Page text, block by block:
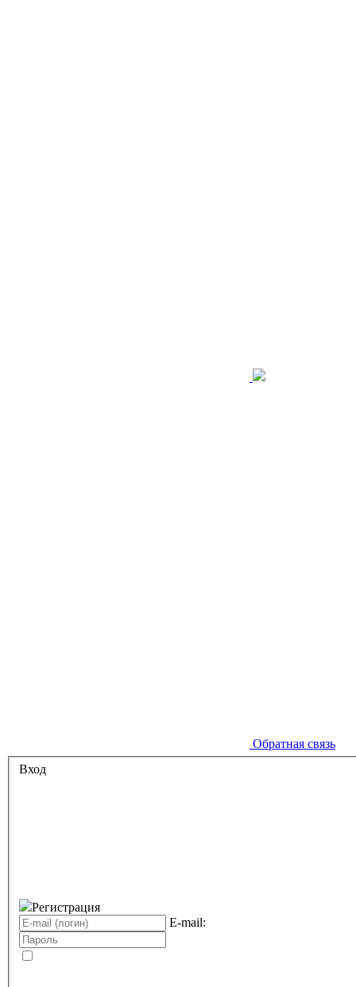
Обратная связь
Вход
Регистрация
E-mail: